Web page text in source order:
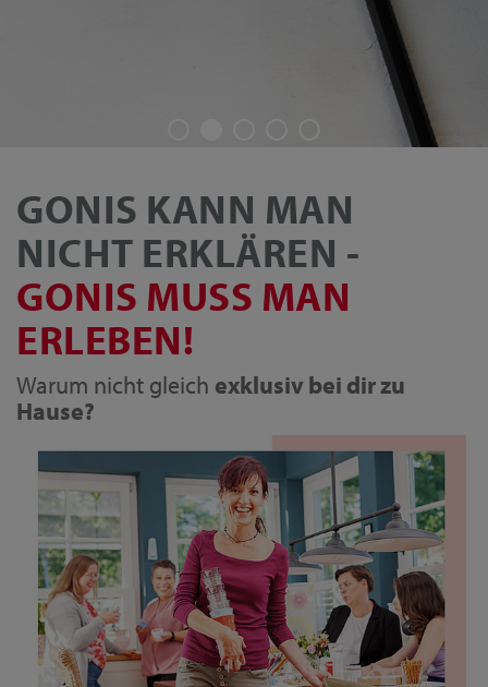
GONIS KANN MAN
NICHT ERKLÄREN -
GONIS MUSS MAN
ERLEBEN!
Warum nicht gleich exklusiv bei dir zu
Hause?